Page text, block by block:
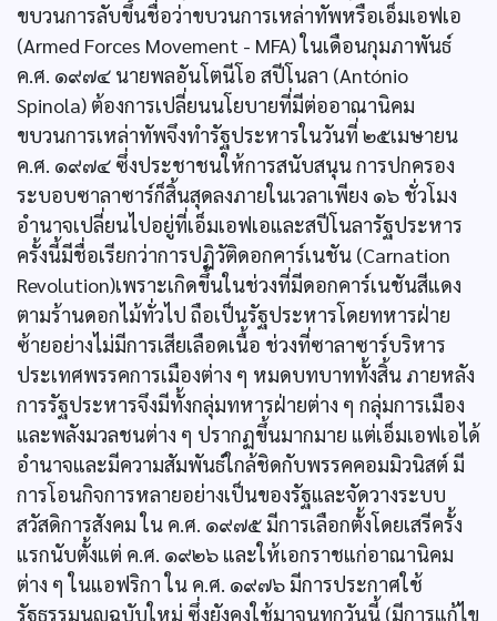
ขบวนการลับขึ้นชื่อว่าขบวนการเหล่าทัพหรือเอ็มเอฟเอ
(Armed Forces Movement - MFA) ในเดือนกุมภาพันธ์
ค.ศ. ๑๙๗๔ นายพลอันโตนีโอ สปีโนลา (António
Spinola) ต้องการเปลี่ยนนโยบายที่มีต่ออาณานิคม
ขบวนการเหล่าทัพจึงทำรัฐประหารในวันที่ ๒๕เมษายน
ค.ศ. ๑๙๗๔ ซึ่งประชาชนให้การสนับสนุน การปกครอง
ระบอบซาลาซาร์ก็สิ้นสุดลงภายในเวลาเพียง ๑๖ ชั่วโมง
อำนาจเปลี่ยนไปอยู่ที่เอ็มเอฟเอและสปีโนลารัฐประหาร
ครั้งนี้มีชื่อเรียกว่าการปฏิวัติดอกคาร์เนชัน (Carnation
Revolution)เพราะเกิดขึ้นในช่วงที่มีดอกคาร์เนชันสีแดง
ตามร้านดอกไม้ทั่วไป ถือเป็นรัฐประหารโดยทหารฝ่าย
ซ้ายอย่างไม่มีการเสียเลือดเนื้อ ช่วงที่ซาลาซาร์บริหาร
ประเทศพรรคการเมืองต่าง ๆ หมดบทบาททั้งสิ้น ภายหลัง
การรัฐประหารจึงมีทั้งกลุ่มทหารฝ่ายต่าง ๆ กลุ่มการเมือง
และพลังมวลชนต่าง ๆ ปรากฏขึ้นมากมาย แต่เอ็มเอฟเอได้
อำนาจและมีความสัมพันธ์ใกล้ชิดกับพรรคคอมมิวนิสต์ มี
การโอนกิจการหลายอย่างเป็นของรัฐและจัดวางระบบ
สวัสดิการสังคม ใน ค.ศ. ๑๙๗๕ มีการเลือกตั้งโดยเสรีครั้ง
แรกนับตั้งแต่ ค.ศ. ๑๙๒๖ และให้เอกราชแก่อาณานิคม
ต่าง ๆ ในแอฟริกา ใน ค.ศ. ๑๙๗๖ มีการประกาศใช้
รัฐธรรมนูญฉบับใหม่ ซึ่งยังคงใช้มาจนทุกวันนี้ (มีการแก้ไข